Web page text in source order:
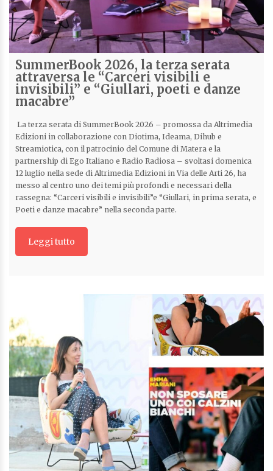
SummerBook 2026, la terza serata
attraversa le “Carceri visibili e
invisibili” e “Giullari, poeti e danze
macabre”
La terza serata di SummerBook 2026 – promossa da Altrimedia
Edizioni in collaborazione con Diotima, Ideama, Dihub e
Streamiotica, con il patrocinio del Comune di Matera e la
partnership di Ego Italiano e Radio Radiosa – svoltasi domenica
12 luglio nella sede di Altrimedia Edizioni in Via delle Arti 26, ha
messo al centro uno dei temi più profondi e necessari della
rassegna: “Carceri visibili e invisibili”e “Giullari, in prima serata, e
Poeti e danze macabre” nella seconda parte.
Leggi tutto